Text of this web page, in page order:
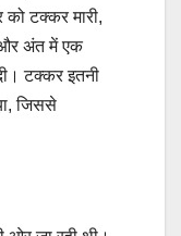
टक्कर मारी,
और अंत में एक
टक्कर इतनी
जिससे